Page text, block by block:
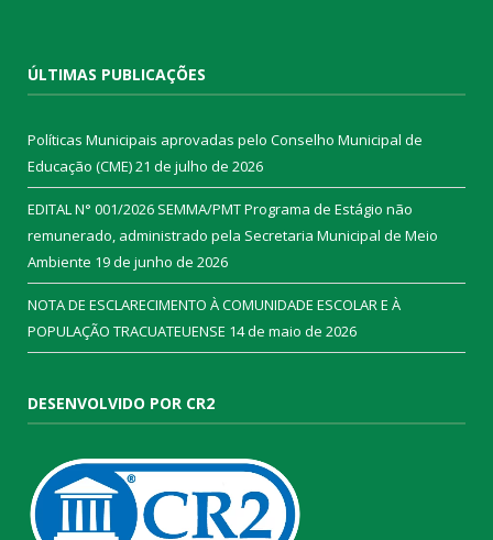
ÚLTIMAS PUBLICAÇÕES
Políticas Municipais aprovadas pelo Conselho Municipal de
Educação (CME)21 de julho de 2026
EDITAL N° 001/2026 SEMMA/PMT Programa de Estágio não
remunerado, administrado pela Secretaria Municipal de Meio
Ambiente 19 de junho de 2026
NOTA DE ESCLARECIMENTO À COMUNIDADE ESCOLAR E À
POPULAÇÃO TRACUATEUENSE 14 de maio de 2026
DESENVOLVIDO POR CR2